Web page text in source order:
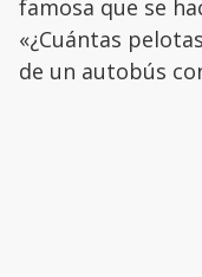
famosa que se
«¿Cuántas
de un autobús